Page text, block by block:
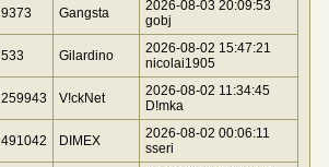
9373 Gangsta
2026-08-03 20:09:53
gobj
533 Gilardino
2026-08-02 15:47:21
nicolai1905
259943 V!ckNet
2026-08-02 11:34:45
D!mka
491042 DIMEX
2026-08-02 00:06:11
sseri